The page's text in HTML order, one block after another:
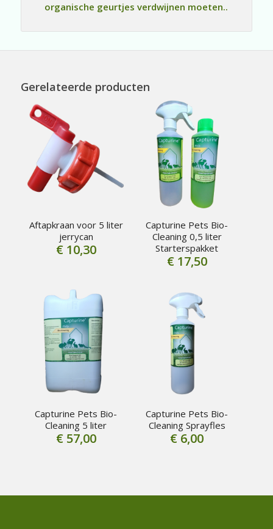
organische geurtjes verdwijnen moeten..
Gerelateerde producten
Aftapkraan voor 5 liter
jerrycan
€10,30
Capturine Pets Bio-
Cleaning 0,5 liter
Starterspakket
€17,50
Capturine Pets Bio-
Cleaning 5 liter
€57,00
Capturine Pets Bio-
Cleaning Sprayfles
€ 6,00